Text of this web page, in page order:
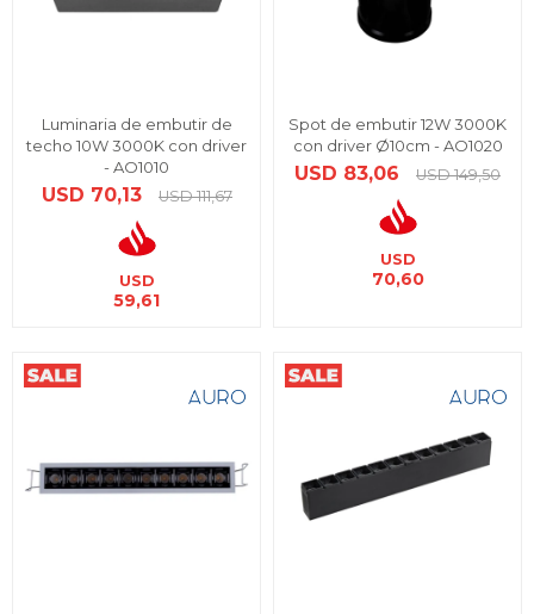
Luminaria de embutir de
techo 10W 3000K con driver
- AO1010
USD 70,13 USD 111,67
USD
59,61
Spot de embutir 12W 3000K
con driver Ø10cm - AO1020
USD 83,06 USD 149,50
USD
70,60